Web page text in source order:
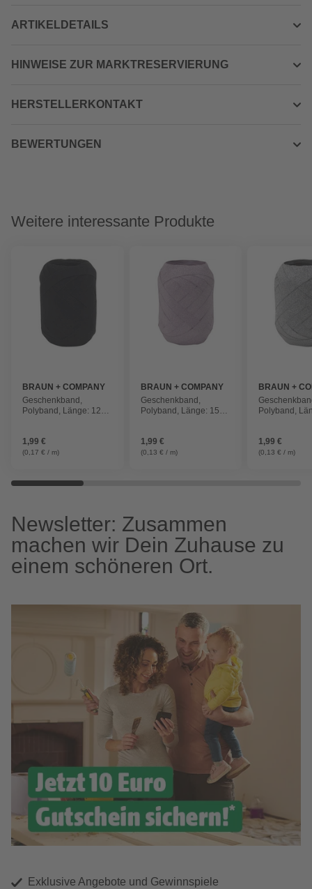
ARTIKELDETAILS
HINWEISE ZUR MARKTRESERVIERUNG
HERSTELLERKONTAKT
BEWERTUNGEN
Weitere interessante Produkte
BRAUN + COMPANY
Geschenkband,
Polyband, Länge: 1200
1,99 €
(0,17 € / m)
BRAUN + COMPANY
Geschenkband,
Polyband, Länge: 1500
1,99 €
(0,13 € / m)
BRAUN +
Polyband,
1,99 €
(0,13 € / m)
Newsletter: Zusammen
machen wir Dein Zuhause zu
einem schöneren Ort.
Exklusive Angebote und Gewinnspiele